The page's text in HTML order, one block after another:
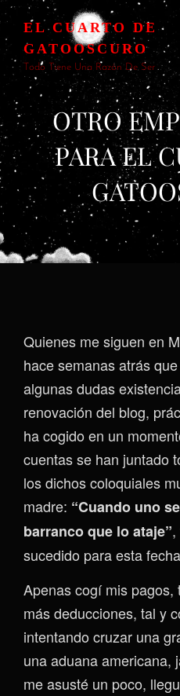
EL CUARTO DE
GATOOSCURO
Todo Tiene Una Razón De Ser
OTRO
PARA EL
Quienes me siguen en
hace semanas atrás
algunas dudas
renovación del blog,
ha cogido en un
cuentas se han juntado
los dichos coloquiales
madre: “Cuando uno
barranco que lo ataje”
sucedido para esta
Apenas cogí mis pagos,
más deducciones, tal y
intentando cruzar una
una aduana americana,
me asusté un poco,